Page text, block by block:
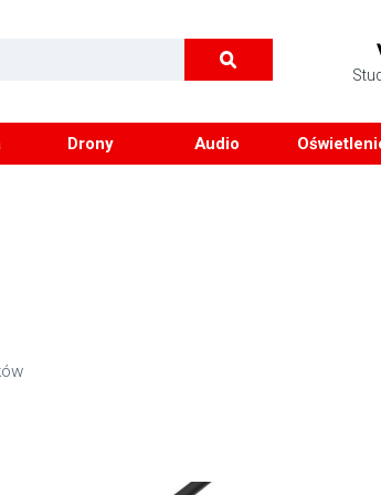
Drony Audio